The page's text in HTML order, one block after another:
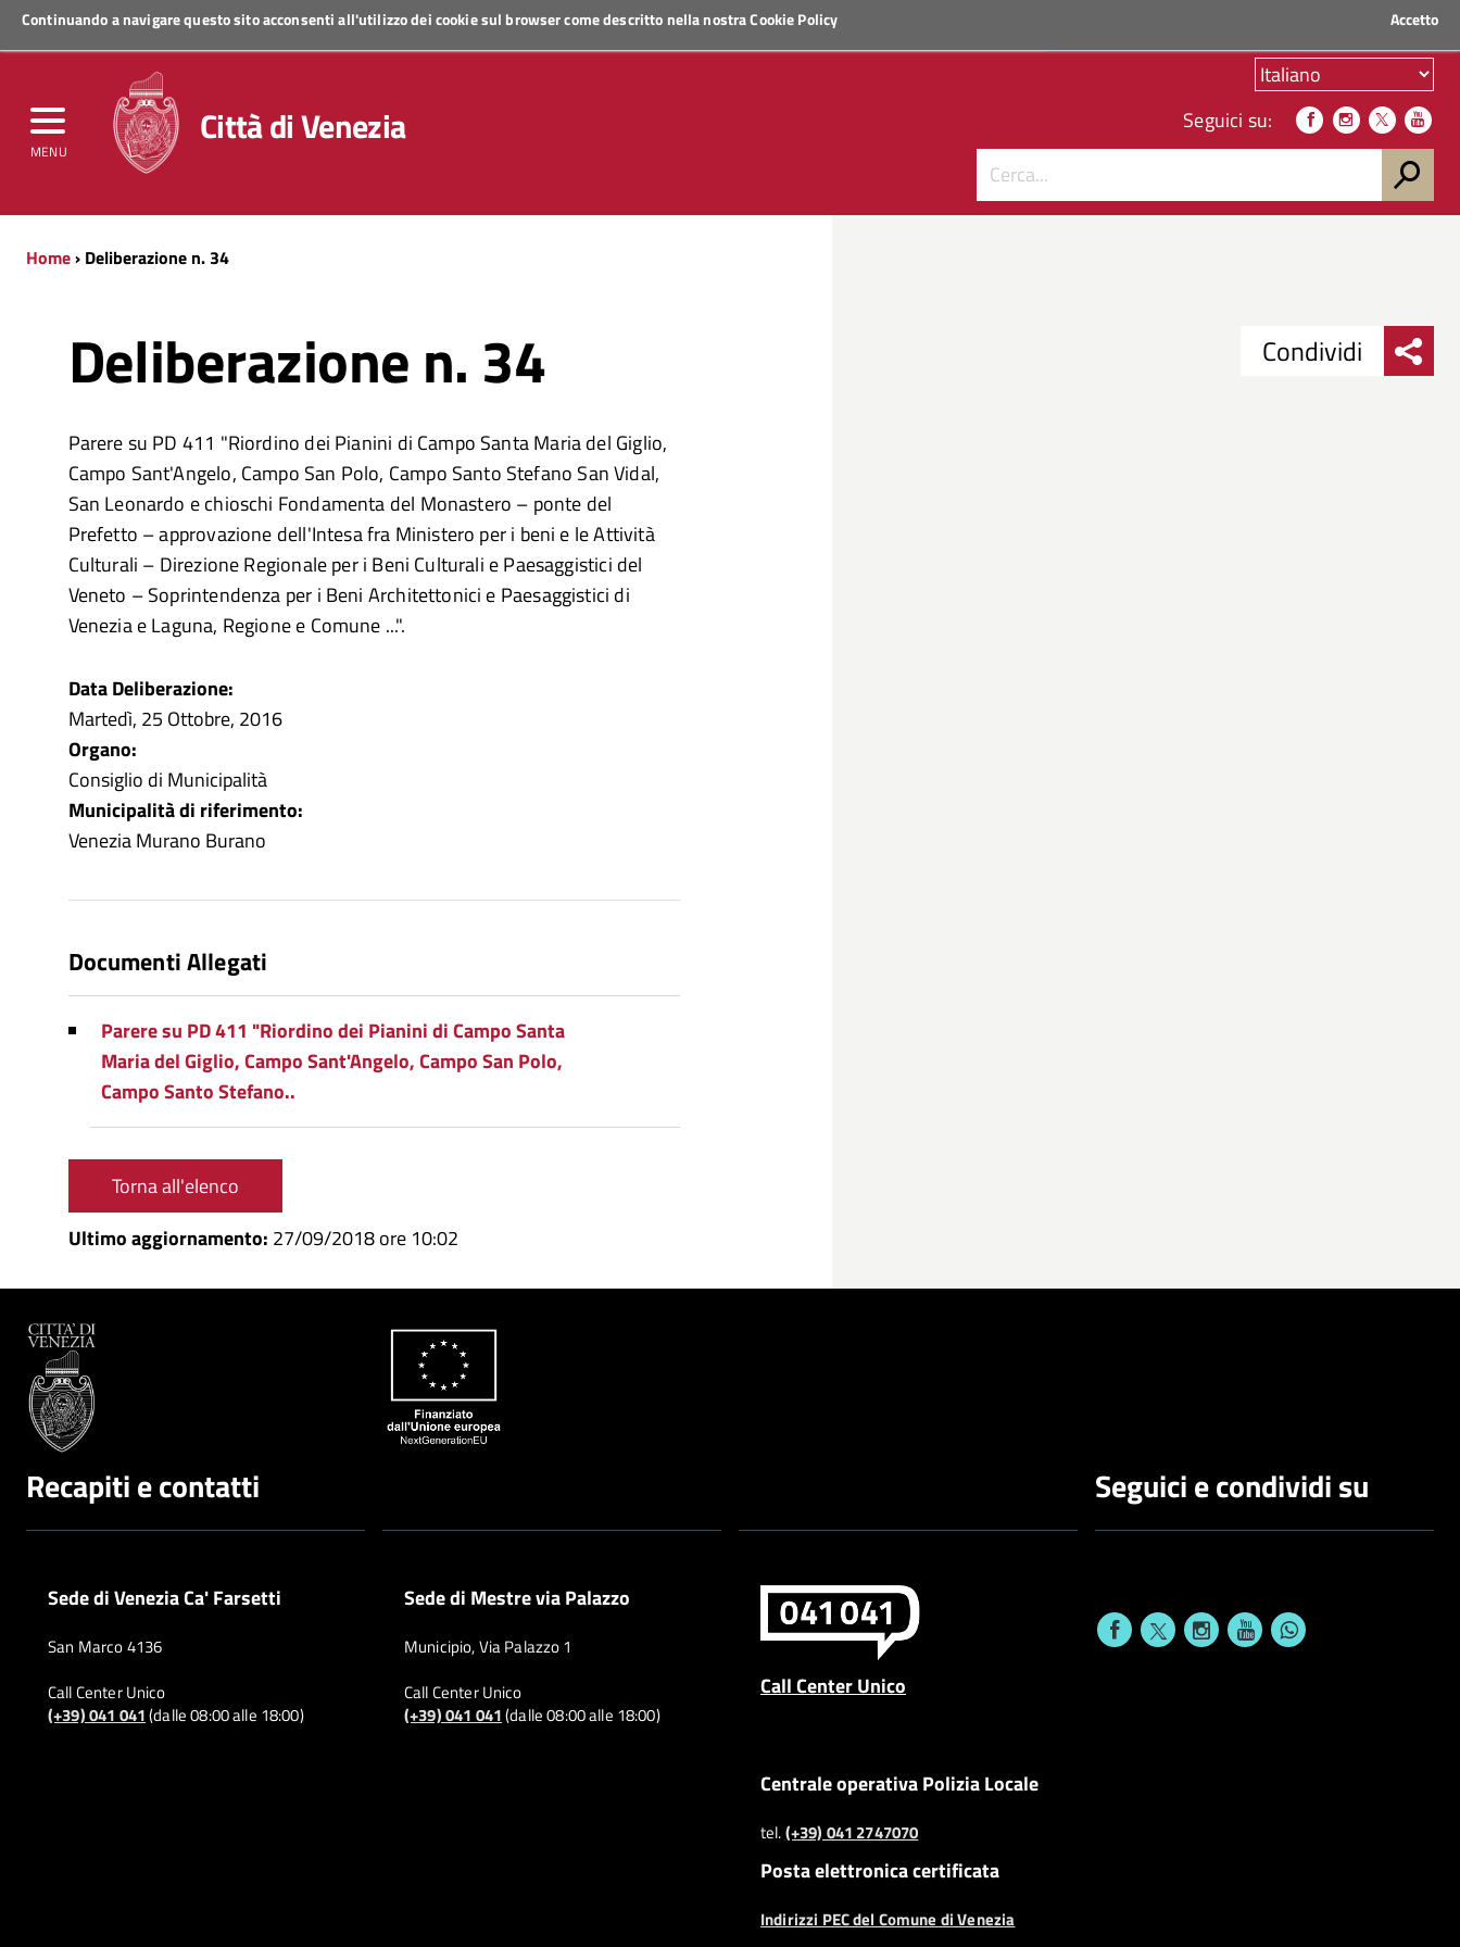
Continuando a navigare questo sito acconsenti all'utilizzo dei cookie sul browser come descritto nella nostraCookie Policy Accetto
MENU
Regione Veneto
Città di Venezia Seguici su:
Home› Deliberazione n. 34
Deliberazione n. 34
Parere su PD 411 "Riordino dei Pianini di Campo Santa Maria del Giglio,
Campo Sant'Angelo, Campo San Polo, Campo Santo Stefano San Vidal,
San Leonardo e chioschi Fondamenta del Monastero – ponte del
Prefetto – approvazione dell'Intesa fra Ministero per i beni e le Attività
Culturali – Direzione Regionale per i Beni Culturali e Paesaggistici del
Veneto – Soprintendenza per i Beni Architettonici e Paesaggistici di
Venezia e Laguna, Regione e Comune ...".
Data Deliberazione:
Martedì, 25 Ottobre, 2016
Organo:
Consiglio di Municipalità
Municipalità di riferimento:
Venezia Murano Burano
Documenti Allegati
Parere su PD 411 "Riordino dei Pianini di Campo Santa
Maria del Giglio, Campo Sant'Angelo, Campo San Polo,
Campo Santo Stefano..
Torna all'elenco
Condividi
Ultimo aggiornamento: 27/09/2018 ore 10:02
Recapiti e contatti
Sede di Venezia Ca' Farsetti
San Marco 4136
Call Center Unico
(+39) 041 041(dalle 08:00 alle 18:00)
Sede di Mestre via Palazzo
Municipio, Via Palazzo 1
Call Center Unico
(+39) 041 041(dalle 08:00 alle 18:00)
Call Center Unico
Centrale operativa Polizia Locale
tel.(+39) 041 2747070
Posta elettronica certificata
Indirizzi PEC del Comune di Venezia
Seguici e condividi su